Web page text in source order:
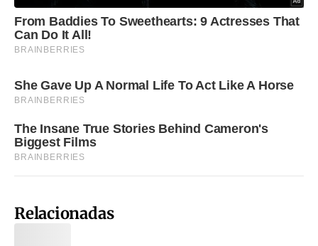
Relacionadas